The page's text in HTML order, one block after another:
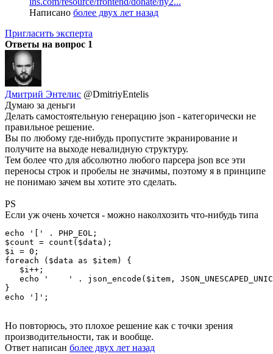
Написано более двух лет назад
Пригласить эксперта
Ответы на вопрос 1
Дмитрий Энтелис @DmitriyEntelis
Думаю за деньги
Делать самостоятельную генерацию json - категорически не
правильное решение.
Вы по любому где-нибудь пропустите экранирование и
получите на выходе невалидную структуру.
Тем более что для абсолютно любого парсера json все эти
переносы строк и пробелы не значимы, поэтому я в принципе
не понимаю зачем вы хотите это сделать.
PS
Если уж очень хочется - можно наколхозить что-нибудь типа
echo '[' . PHP_EOL;
$count = count($data);
$i = 0;
foreach ($data as $item) {
   $i++;
echo '    ' . json_encode($item,
}
echo ']';
Но повторюсь, это плохое решение как с точки зрения
производительности, так и вообще.
Ответ написан более двух лет назад